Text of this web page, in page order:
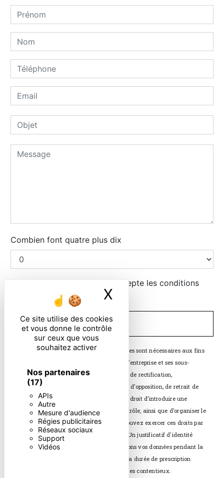
Ce site utilise des cookies
et vous donne le contrôle
sur ceux que vous
souhaitez activer
Nos partenaires
(17)
APIs
Autre
Mesure d'audience
Régies publicitaires
Réseaux sociaux
Support
Vidéos
X
Combien font quatre plus dix
En cochant cette case, j'accepte les conditions
particulières ci-dessous **
ENVOYER
** Les données personnelles communiquées sont nécessaires aux fins
de vous contacter. Elles sont destinées à l'entreprise et ses sous-
traitants. Vous disposez de droits d’accès, de rectification,
d’effacement, de portabilité, de limitation, d’opposition, de retrait de
votre consentement à tout moment et du droit d’introduire une
réclamation auprès d’une autorité de contrôle, ainsi que d’organiser le
sort de vos données post-mortem. Vous pouvez exercer ces droits par
voie postale ou par courrier électronique. Un justificatif d'identité
pourra vous être demandé. Nous conservons vos données pendant la
période de prise de contact puis pendant la durée de prescription
légale aux fins probatoires et de gestion des contentieux.